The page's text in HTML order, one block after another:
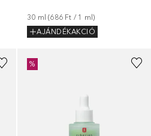
30 ml (686 Ft / 1 ml)
AJÁNDÉKAKCIÓ
%